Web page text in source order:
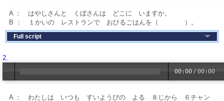
A ： はやしさんと くぼさんは どこに いますか。
B ： １かいの レストランで おひるごはんを（ ）。
Full script
2.
00:00 /00:00
A ： わたしは いつも すいようびの よる ８じから ６チャン